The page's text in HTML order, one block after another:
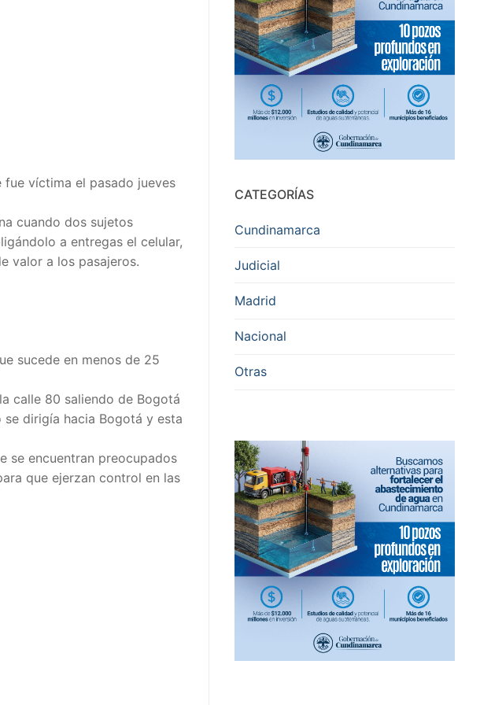
víctima el pasado jueves
cuando dos sujetos
a entregas el celular,
valor a los pasajeros.
sucede en menos de 25
calle 80 saliendo de Bogotá
dirigía hacia Bogotá y esta
se encuentran preocupados
que ejerzan control en las
CATEGORÍAS
Cundinamarca
Judicial
Madrid
Nacional
Otras